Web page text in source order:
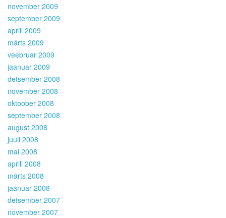
november 2009
september 2009
aprill 2009
märts 2009
veebruar 2009
jaanuar 2009
detsember 2008
november 2008
oktoober 2008
september 2008
august 2008
juuli 2008
mai 2008
aprill 2008
märts 2008
jaanuar 2008
detsember 2007
november 2007